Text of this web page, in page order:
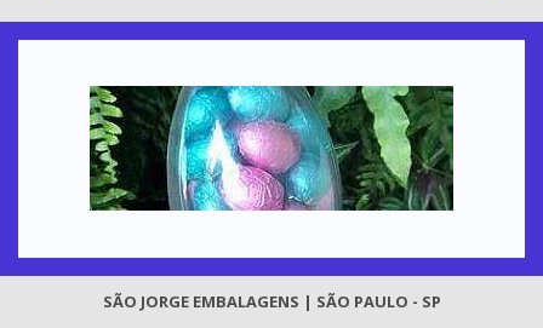
SÃO JORGE EMBALAGENS | SÃO PAULO - SP